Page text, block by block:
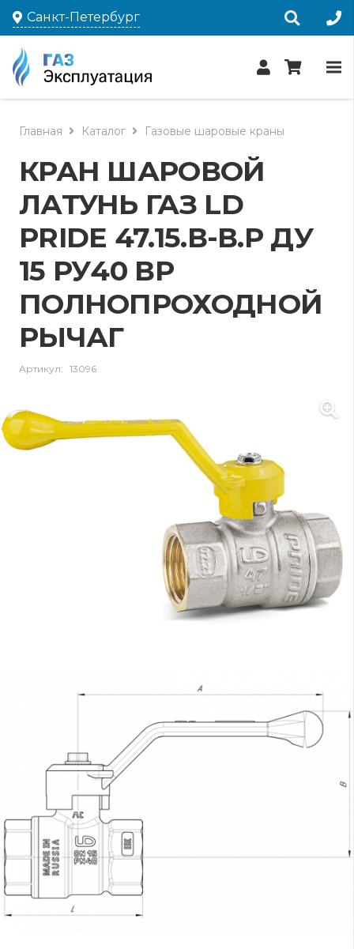
Санкт-Петербург
Главная Каталог Газовые шаровые краны
КРАН ШАРОВОЙ
ЛАТУНЬ ГАЗ LD
PRIDE 47.15.В-В.Р ДУ
15 РУ40 ВР
ПОЛНОПРОХОДНОЙ
РЫЧАГ
Артикул: 13096